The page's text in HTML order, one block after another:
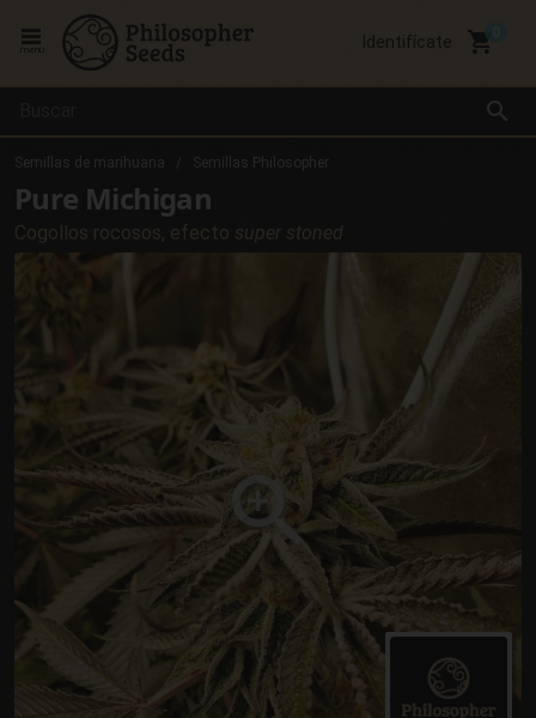
search
Identifícate local_grocery_store
Semillas de marihuana Semillas Philosopher
Pure Michigan
Cogollos rocosos, efecto super stoned